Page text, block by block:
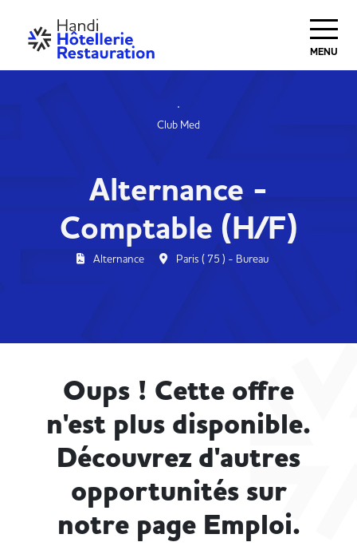
MENU
Club Med
Alternance -
Comptable (H/F)
Alternance Paris ( 75 ) - Bureau
Oups ! Cette offre
n'est plus disponible.
Découvrez d'autres
opportunités sur
notre page Emploi.